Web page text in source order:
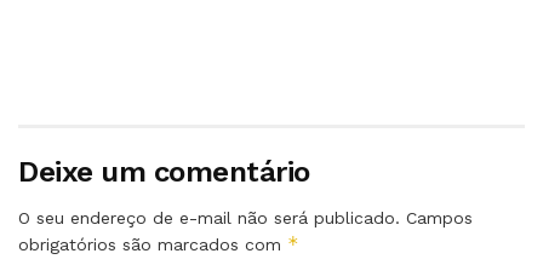
Deixe um comentário
O seu endereço de e-mail não será publicado. Campos
obrigatórios são marcados com *